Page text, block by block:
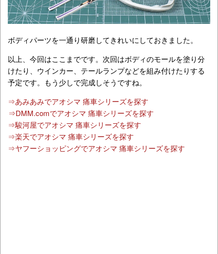
ボディパーツを一通り研磨してきれいにしておきました。
以上、今回はここまでです。次回はボディのモールを塗り分
けたり、ウインカー、テールランプなどを組み付けたりする
予定です。もう少しで完成しそうですね。
⇒あみあみでアオシマ 痛車シリーズを探す
⇒DMM.comでアオシマ 痛車シリーズを探す
⇒駿河屋でアオシマ 痛車シリーズを探す
⇒楽天でアオシマ 痛車シリーズを探す
⇒ヤフーショッピングでアオシマ 痛車シリーズを探す